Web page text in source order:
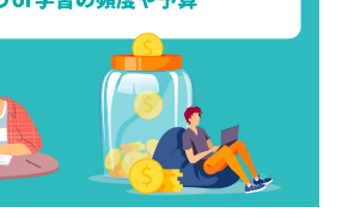
クール
ログラミング教室
WEBCAMP
（テックアカデミー）
ENGINEER（サムライエンジニ